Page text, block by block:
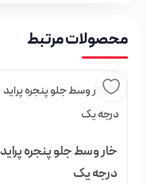
محصولات مرتبط
خار وسط جلو پنجره پراید
درجه یک